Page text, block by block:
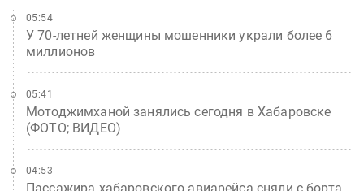
У 70-летней женщины мошенники украли более 6
миллионов
05:54
Мотоджимханой занялись сегодня в Хабаровске
(ФОТО; ВИДЕО)
05:41
Пассажира хабаровского авиарейса сняли с борта
04:53